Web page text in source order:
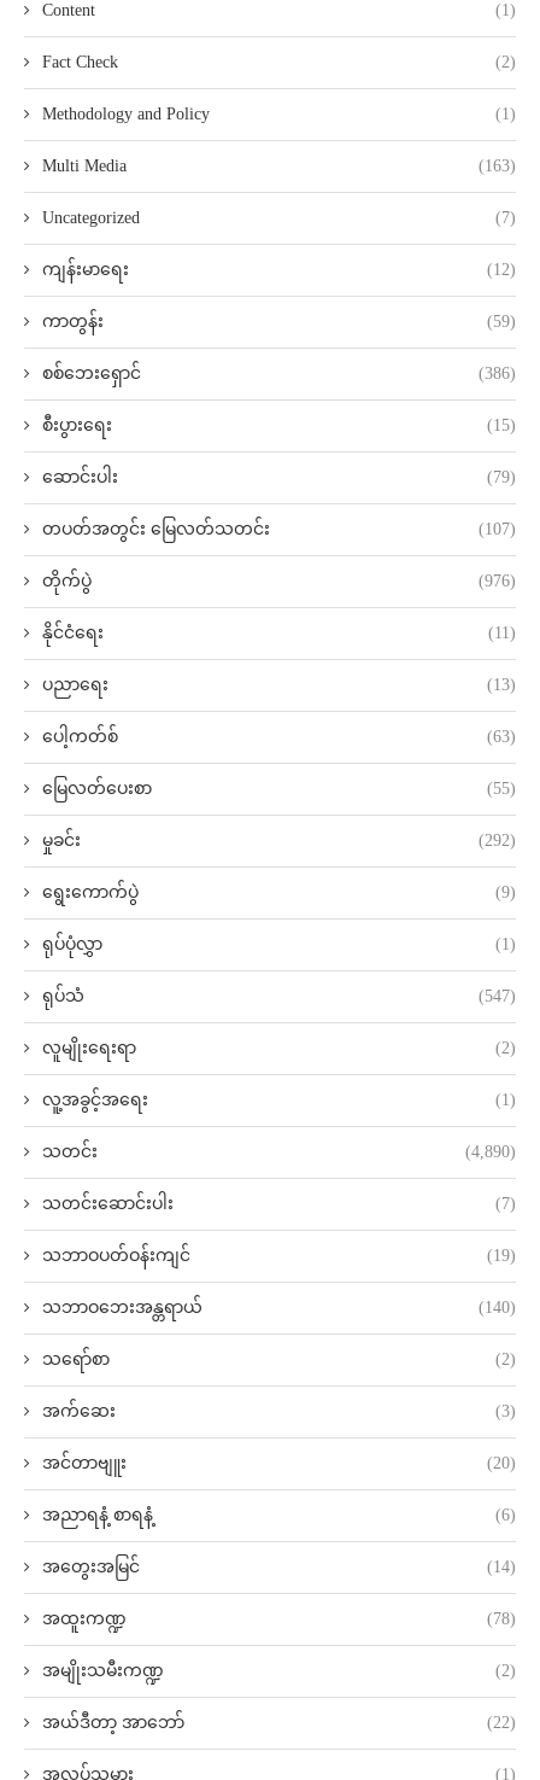
Content (1)
Fact Check (2)
Methodology and Policy (1)
Multi Media (163)
Uncategorized (7)
ကျန်းမာရေး (12)
ကာတွန်း (59)
စစ်ဘေးရှောင် (386)
စီးပွားရေး (15)
ဆောင်းပါး (79)
တပတ်အတွင်း မြေလတ်သတင်း (107)
တိုက်ပွဲ (976)
နိုင်ငံရေး (11)
ပညာရေး (13)
ပေါ့ကတ်စ် (63)
မြေလတ်ပေးစာ (55)
မှုခင်း (292)
ရွေးကောက်ပွဲ (9)
ရုပ်ပုံလွှာ (1)
ရုပ်သံ (547)
လူမျိုးရေးရာ (2)
လူ့အခွင့်အရေး (1)
သတင်း (4,890)
သတင်းဆောင်းပါး (7)
သဘာဝပတ်ဝန်းကျင် (19)
သဘာဝဘေးအန္တရာယ် (140)
သရော်စာ (2)
အက်ဆေး (3)
အင်တာဗျူး (20)
အညာရနံ့ စာရနံ့ (6)
အတွေးအမြင် (14)
အထူးကဏ္ဍ (78)
အမျိုးသမီးကဏ္ဍ (2)
အယ်ဒီတာ့ အာဘော် (22)
အလုပ်သမား (1)